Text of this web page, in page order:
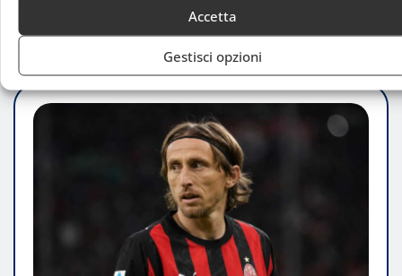
Accetta
Gestisci opzioni
Ago 7, 2026